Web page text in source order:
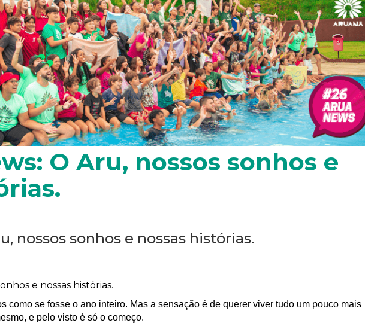
O Aru, nossos sonhos e
nossos sonhos e nossas histórias.
e nossas histórias.
como se fosse o ano inteiro. Mas a sensação é de querer viver tudo um pouco mais
e pelo visto é só o começo.